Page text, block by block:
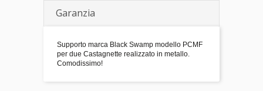
Garanzia
Supporto marca Black Swamp modello PCMF
per due Castagnette realizzato in metallo.
Comodissimo!